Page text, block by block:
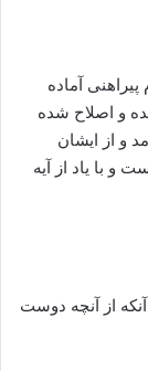
آماده
و اصلاح شده
و از ایشان
و با یاد از آیه
از آنچه دوست